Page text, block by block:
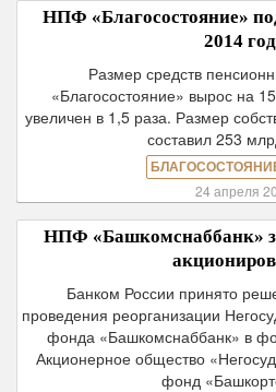
НПФ «Благосостояние»
2014
Размер средств
«Благосостояние» вырос на
увеличен в 1,5 раза. Размер
составил 253
24 апреля
НПФ «Башкомснаббанк»
Банком России принято
проведения реорганизации
фонда «Башкомснаббанк» в
Акционерное общество
фонд